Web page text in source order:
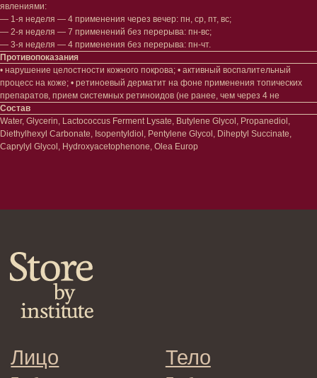
явлениями:
— 1-я неделя — 4 применения через вечер: пн, ср, пт, вс;
— 2-я неделя — 7 применений без перерыва: пн-вс;
— 3-я неделя — 4 применения без перерыва: пн-чт.
Противопоказания
• нарушение целостности кожного покрова; • активный воспалительный
процесс на коже; • ретиноевый дерматит на фоне применения топических
препаратов, прием системных ретиноидов (не ранее, чем через 4 не
Состав
Water, Glycerin, Lactococcus Ferment Lysate, Butylene Glycol, Propanediol,
Diethylhexyl Carbonate, Isopentyldiol, Pentylene Glycol, Diheptyl Succinate,
Caprylyl Glycol, Hydroxyacetophenone, Olea Europ
Клиентам
Система лояльности
Доставка и самовывоз
Оплата и возврат
E-mail
Отправляя адрес электронной почты
вы соглашаетесь с политикой в отношении
обработки персональных данных
Кондиционеры/бальзамы
Маски/скрабы
Сыворотки/лосьоны
Спреи
Средства для укладки